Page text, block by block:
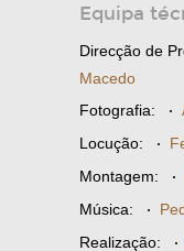
Equipa
Direcção de
Macedo
Fotografia: ·
Locução: ·
Montagem: ·
Música: ·
Realização: ·